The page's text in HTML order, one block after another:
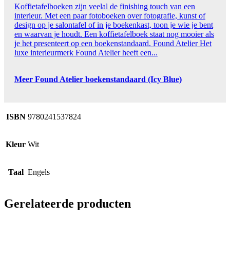
Koffietafelboeken zijn veelal de finishing touch van een
interieur. Met een paar fotoboeken over fotografie, kunst of
design op je salontafel of in je boekenkast, toon je wie je bent
en waarvan je houdt. Een koffietafelboek staat nog mooier als
je het presenteert op een boekenstandaard. Found Atelier Het
luxe interieurmerk Found Atelier heeft een...
Meer Found Atelier boekenstandaard (Icy Blue)
ISBN 9780241537824
Kleur Wit
Taal Engels
Gerelateerde producten